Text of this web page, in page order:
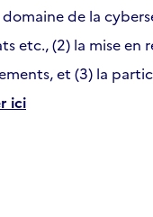
de la
(2) la mise
et (3) la
ici